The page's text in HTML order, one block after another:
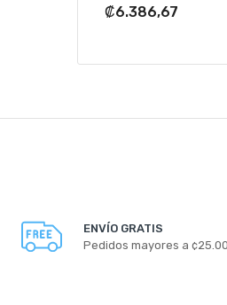
₡6.386,67
ENVÍO GRATIS
Pedidos mayores a